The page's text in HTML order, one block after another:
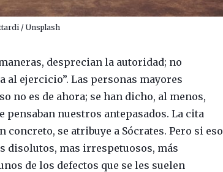
/ Unsplash
desprecian la autoridad; no
ejercicio”. Las personas mayores
no es de ahora; se han dicho, al menos,
nuestros antepasados. La cita
se atribuye a Sócrates. Pero si eso
disolutos, mas irrespetuosos, más
de los defectos que se les suelen